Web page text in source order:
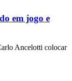
em jogo e
Ancelotti colocar